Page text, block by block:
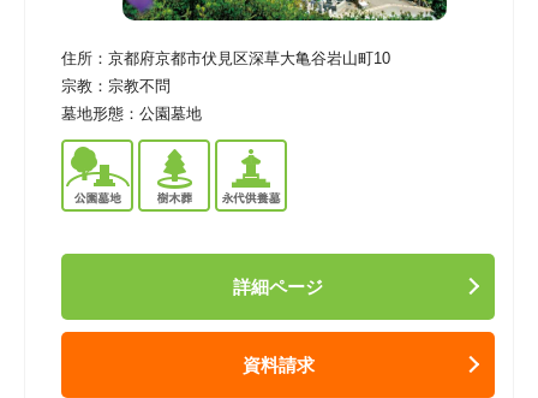
住所： 京都府京都市伏見区深草大亀谷岩山町10
宗教： 宗教不問
墓地形態： 公園墓地
詳細ページ
資料請求